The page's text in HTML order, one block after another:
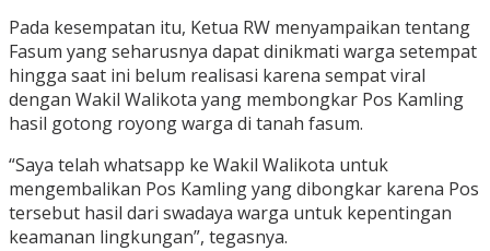
Pada kesempatan itu, Ketua RW menyampaikan tentang
Fasum yang seharusnya dapat dinikmati warga setempat
hingga saat ini belum realisasi karena sempat viral
dengan Wakil Walikota yang membongkar Pos Kamling
hasil gotong royong warga di tanah fasum.
“Saya telah whatsapp ke Wakil Walikota untuk
mengembalikan Pos Kamling yang dibongkar karena Pos
tersebut hasil dari swadaya warga untuk kepentingan
keamanan lingkungan”, tegasnya.